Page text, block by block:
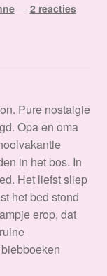
— 2 reacties
Pure nostalgie
Opa en oma
in het bos. In
Het liefst sliep
het bed stond
erop, dat